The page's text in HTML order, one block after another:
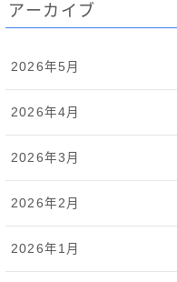
アーカイブ
2026年5月
2026年4月
2026年3月
2026年2月
2026年1月